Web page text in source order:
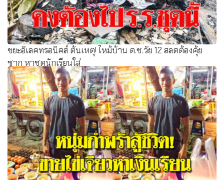
ขยะอิเลคทรอนิคส์ ต้นเหตุ! ไหม้บ้าน ด.ช.วัย 12 สลดต้องคุ้ย
ซาก หาชุดนักเรียนใส่